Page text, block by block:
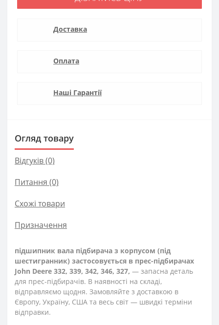
Доставка
Оплата
Наші Гарантії
Огляд товару
Відгуків (0)
Питання (0)
Схожі товари
Призначення
підшипник вала підбирача з корпусом (під
шестигранник) застосовується в прес-підбирачах
John Deere 332, 339, 342, 346, 327, — запасна деталь
для прес-підбирачів. В наявності на складі,
відправляємо щодня. Замовляйте з доставкою в
Європу, Україну, США та весь світ — швидкі терміни
відправки.